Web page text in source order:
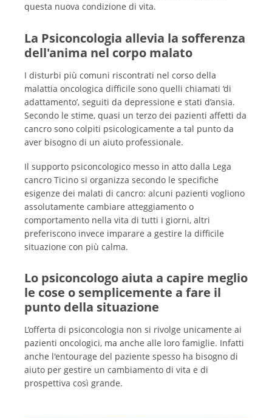
questa nuova condizione di vita.
La Psiconcologia allevia la sofferenza
dell'anima nel corpo malato
I disturbi più comuni riscontrati nel corso della
malattia oncologica difficile sono quelli chiamati ‘di
adattamento’, seguiti da depressione e stati d’ansia.
Secondo le stime, quasi un terzo dei pazienti affetti da
cancro sono colpiti psicologicamente a tal punto da
aver bisogno di un aiuto professionale.
Il supporto psiconcologico messo in atto dalla Lega
cancro Ticino si organizza secondo le specifiche
esigenze dei malati di cancro: alcuni pazienti vogliono
assolutamente cambiare atteggiamento o
comportamento nella vita di tutti i giorni, altri
preferiscono invece imparare a gestire la difficile
situazione con più calma.
Lo psiconcologo aiuta a capire meglio
le cose o semplicemente a fare il
punto della situazione
L’offerta di psiconcologia non si rivolge unicamente ai
pazienti oncologici, ma anche alle loro famiglie. Infatti
anche l'entourage del paziente spesso ha bisogno di
aiuto per gestire un cambiamento di vita e di
prospettiva così grande.